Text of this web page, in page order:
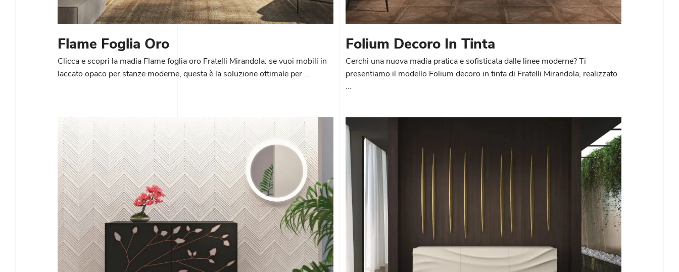
Flame Foglia Oro
Clicca e scopri la madia Flame foglia oro Fratelli Mirandola: se vuoi mobili in
laccato opaco per stanze moderne, questa è la soluzione ottimale per ...
Folium Decoro In Tinta
Cerchi una nuova madia pratica e sofisticata dalle linee moderne? Ti
presentiamo il modello Folium decoro in tinta di Fratelli Mirandola, realizzato
...